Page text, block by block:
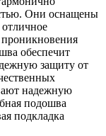
Они оснащены
обеспечит
защиту от
надежную
подошва
подкладка